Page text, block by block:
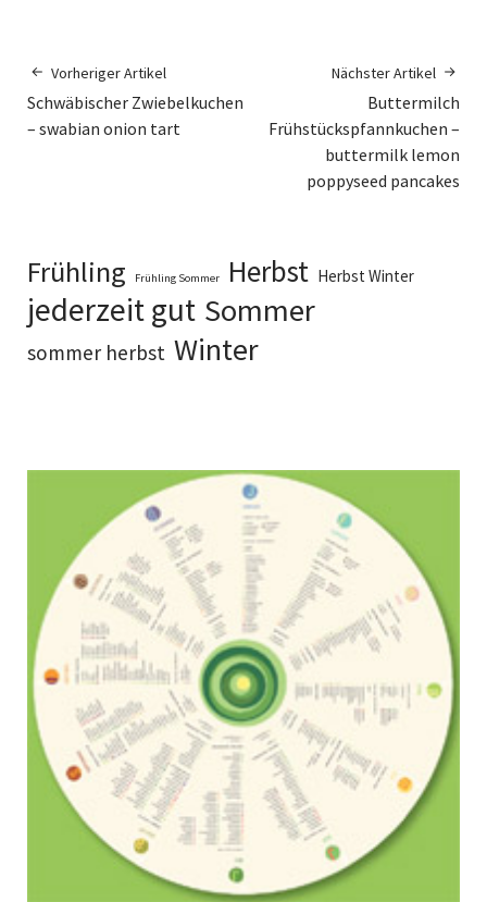
Vorheriger Artikel
Schwäbischer Zwiebelkuchen
– swabian onion tart
Nächster Artikel
Buttermilch
Frühstückspfannkuchen –
buttermilk lemon
poppyseed pancakes
Frühling Frühling Sommer Herbst Herbst Winter
jederzeit gut Sommer
sommer herbst Winter